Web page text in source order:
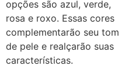
opções são azul, verde,
rosa e roxo. Essas cores
complementarão seu tom
de pele e realçarão suas
características.